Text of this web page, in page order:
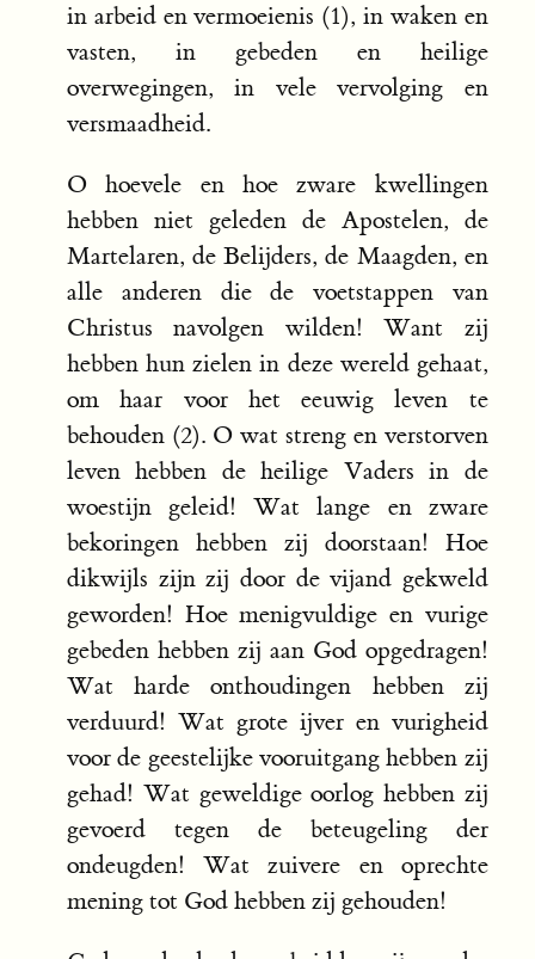
in arbeid en vermoeienis (1), in waken en
vasten, in gebeden en heilige
overwegingen, in vele vervolging en
versmaadheid.
O hoevele en hoe zware kwellingen
hebben niet geleden de Apostelen, de
Martelaren, de Belijders, de Maagden, en
alle anderen die de voetstappen van
Christus navolgen wilden! Want zij
hebben hun zielen in deze wereld gehaat,
om haar voor het eeuwig leven te
behouden (2). O wat streng en verstorven
leven hebben de heilige Vaders in de
woestijn geleid! Wat lange en zware
bekoringen hebben zij doorstaan! Hoe
dikwijls zijn zij door de vijand gekweld
geworden! Hoe menigvuldige en vurige
gebeden hebben zij aan God opgedragen!
Wat harde onthoudingen hebben zij
verduurd! Wat grote ijver en vurigheid
voor de geestelijke vooruitgang hebben zij
gehad! Wat geweldige oorlog hebben zij
gevoerd tegen de beteugeling der
ondeugden! Wat zuivere en oprechte
mening tot God hebben zij gehouden!